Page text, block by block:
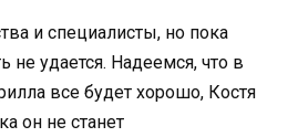
и специалисты, но пока
не удается. Надеемся, что в
все будет хорошо, Костя
он не станет